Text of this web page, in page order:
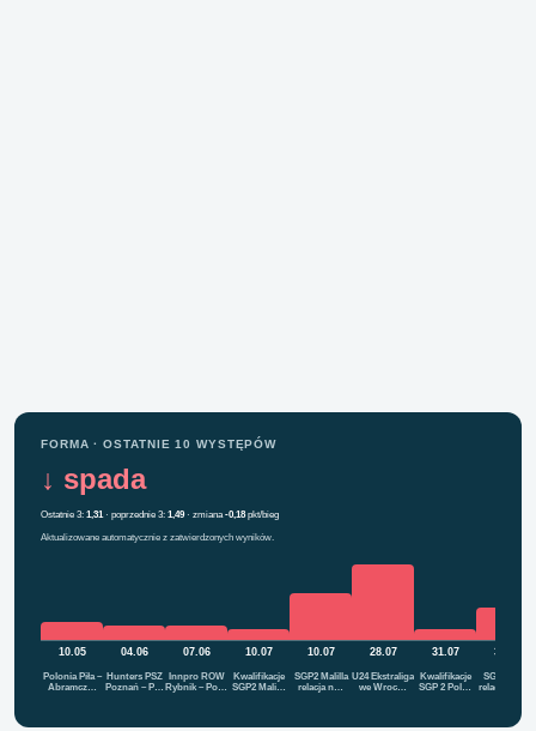
FORMA · OSTATNIE 10 WYSTĘPÓW
↓ spada
Ostatnie 3: 1,31· poprzednie 3: 1,49· zmiana-0,18pkt/bieg
Aktualizowane automatycznie z zatwierdzonych wyników.
10.05
Polonia Piła –
Abramcz…
04.06
Hunters PSŻ
Poznań – P…
07.06
Innpro ROW
Rybnik – Po…
10.07
Kwalifikacje
SGP2 Mali…
10.07
SGP2 Malilla
relacja n…
28.07
U24 Ekstraliga
we Wroc…
31.07
Kwalifikacje
SGP 2 Pol…
31.07
SGP2 Łódź
relacja na ż…